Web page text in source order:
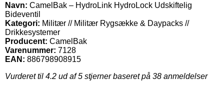
Navn: CamelBak – HydroLink HydroLock Udskiftelig
Bideventil
Kategori: Militær // Militær Rygsække & Daypacks //
Drikkesystemer
Producent: CamelBak
Varenummer: 7128
EAN: 886798908915
Vurderet til 4.2 ud af 5 stjerner baseret på 38 anmeldelser